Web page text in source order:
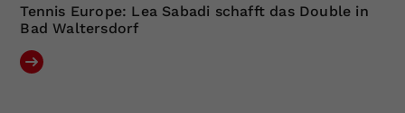
Tennis Europe: Lea Sabadi schafft das Double in
Bad Waltersdorf